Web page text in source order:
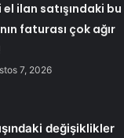
el ilan satışındaki bu
faturası çok ağır
7, 2026
değişiklikler